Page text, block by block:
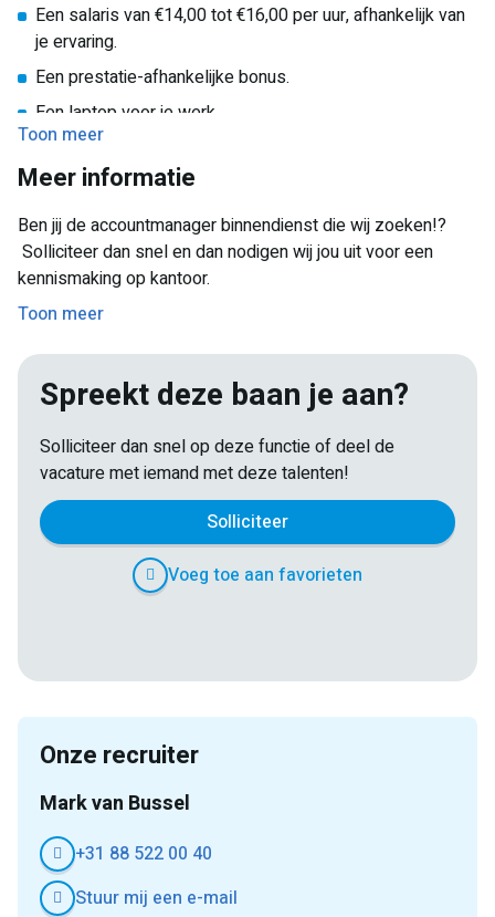
Support voor ondersteuning bij orders, offertes en
projectbeheer.
Je plant je werkzaamheden goed, zodat je tijd hebt voor
zowel klantopvolging als administratie.
Je bent empathisch en weet sterke klantrelaties op te
bouwen.
Een salaris van €14,00 tot €16,00 per uur, afhankelijk van
je ervaring.
Een prestatie-afhankelijke bonus.
Een laptop voor je werk.
Opleidingsbudget om je verder te ontwikkelen.
Leuke borrels, bedrijfsfeestjes en uitjes.
Een uitdagende en afwisselende functie binnen een
snelgroeiende en ambitieuze organisatie.
Toon meer
Meer informatie
Ben jij de accountmanager binnendienst die wij zoeken!?
Solliciteer dan snel en dan nodigen wij jou uit voor een
kennismaking op kantoor.
Toon meer
Spreekt deze baan je aan?
Solliciteer dan snel op deze functie of deel de
vacature met iemand met deze talenten!
Solliciteer
Voeg toe aan favorieten
Onze recruiter
Mark van Bussel
+31 88 522 00 40
Stuur mij een e-mail